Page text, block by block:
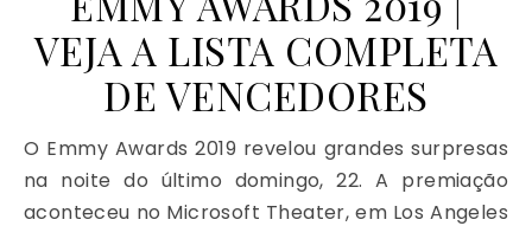
VEJA A LISTA COMPLETA
DE VENCEDORES
O Emmy Awards 2019 revelou grandes surpresas
na noite do último domingo, 22. A premiação
aconteceu no Microsoft Theater, em Los Angeles